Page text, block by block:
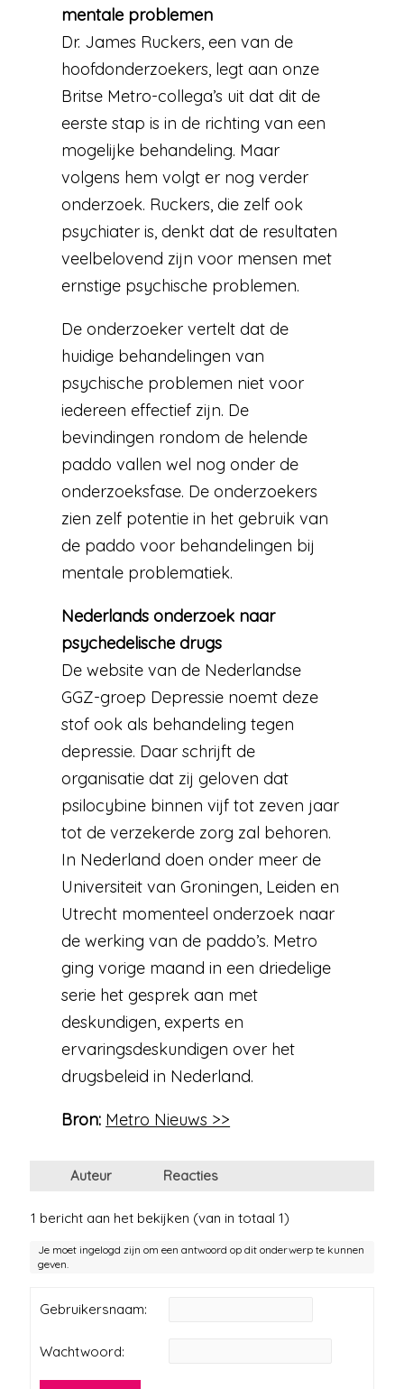
mentale problemen
Dr. James Ruckers, een van de
hoofdonderzoekers, legt aan onze
Britse Metro-collega’s uit dat dit de
eerste stap is in de richting van een
mogelijke behandeling. Maar
volgens hem volgt er nog verder
onderzoek. Ruckers, die zelf ook
psychiater is, denkt dat de resultaten
veelbelovend zijn voor mensen met
ernstige psychische problemen.
De onderzoeker vertelt dat de
huidige behandelingen van
psychische problemen niet voor
iedereen effectief zijn. De
bevindingen rondom de helende
paddo vallen wel nog onder de
onderzoeksfase. De onderzoekers
zien zelf potentie in het gebruik van
de paddo voor behandelingen bij
mentale problematiek.
Nederlands onderzoek naar
psychedelische drugs
De website van de Nederlandse
GGZ-groep Depressie noemt deze
stof ook als behandeling tegen
depressie. Daar schrijft de
organisatie dat zij geloven dat
psilocybine binnen vijf tot zeven jaar
tot de verzekerde zorg zal behoren.
In Nederland doen onder meer de
Universiteit van Groningen, Leiden en
Utrecht momenteel onderzoek naar
de werking van de paddo’s. Metro
ging vorige maand in een driedelige
serie het gesprek aan met
deskundigen, experts en
ervaringsdeskundigen over het
drugsbeleid in Nederland.
Bron: Metro Nieuws >>
Auteur Reacties
1 bericht aan het bekijken (van in totaal 1)
Je moet ingelogd zijn om een antwoord op dit onderwerp te kunnen
geven.
Gebruikersnaam:
Wachtwoord: